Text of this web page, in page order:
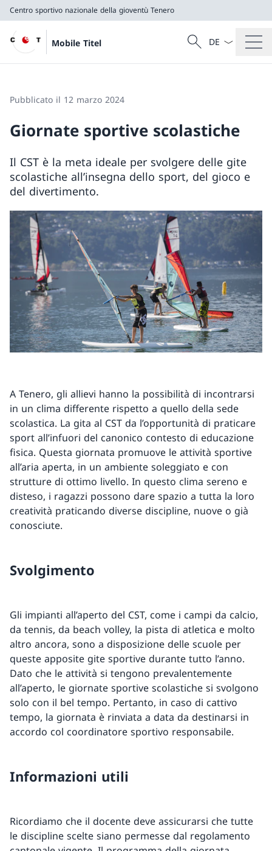
Centro sportivo nazionale della gioventù Tenero
Mobile Titel
Cercare
Ricerca
Dal menu a
Pubblicato il 12 marzo 2024
Giornate sportive scolastiche
Il CST è la meta ideale per svolgere delle gite
scolastiche all’insegna dello sport, del gioco e
del divertimento.
A Tenero, gli allievi hanno la possibilità di incontrarsi
in un clima differente rispetto a quello della sede
scolastica. La gita al CST da l’opportunità di praticare
sport all’infuori del canonico contesto di educazione
fisica. Questa giornata promuove le attività sportive
all’aria aperta, in un ambiente soleggiato e con
strutture di ottimo livello. In questo clima sereno e
disteso, i ragazzi possono dare spazio a tutta la loro
creatività praticando diverse discipline, nuove o già
conosciute.
Svolgimento
Gli impianti all’aperto del CST, come i campi da calcio,
da tennis, da beach volley, la pista di atletica e molto
altro ancora, sono a disposizione delle scuole per
queste apposite gite sportive durante tutto l’anno.
Dato che le attività si tengono prevalentemente
all’aperto, le giornate sportive scolastiche si svolgono
solo con il bel tempo. Pertanto, in caso di cattivo
tempo, la giornata è rinviata a data da destinarsi in
accordo col coordinatore sportivo responsabile.
Informazioni utili
Ricordiamo che il docente deve assicurarsi che tutte
le discipline scelte siano permesse dal regolamento